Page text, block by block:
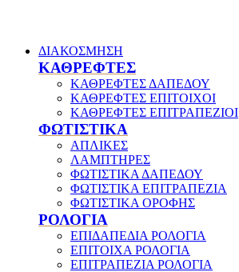
ΔΙΑΚΟΣΜΗΣΗ
ΚΑΘΡΕΦΤΕΣ
ΚΑΘΡΕΦΤΕΣ ΔΑΠΕΔΟΥ
ΚΑΘΡΕΦΤΕΣ ΕΠΙΤΟΙΧΟΙ
ΚΑΘΡΕΦΤΕΣ ΕΠΙΤΡΑΠΕΖΙΟΙ
ΦΩΤΙΣΤΙΚΑ
ΑΠΛΙΚΕΣ
ΛΑΜΠΤΗΡΕΣ
ΦΩΤΙΣΤΙΚΑ ΔΑΠΕΔΟΥ
ΦΩΤΙΣΤΙΚΑ ΕΠΙΤΡΑΠΕΖΙΑ
ΦΩΤΙΣΤΙΚΑ ΟΡΟΦΗΣ
ΡΟΛΟΓΙΑ
ΕΠΙΔΑΠΕΔΙΑ ΡΟΛΟΓΙΑ
ΕΠΙΤΟΙΧΑ ΡΟΛΟΓΙΑ
ΕΠΙΤΡΑΠΕΖΙΑ ΡΟΛΟΓΙΑ